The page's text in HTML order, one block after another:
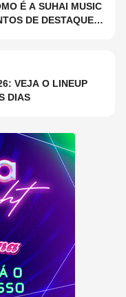
É A SUHAI MUSIC
DE DESTAQUE
VEJA O LINEUP
DIAS